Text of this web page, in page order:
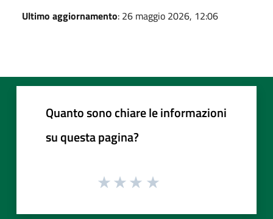
Ultimo aggiornamento: 26 maggio 2026, 12:06
Quanto sono chiare le informazioni
su questa pagina?